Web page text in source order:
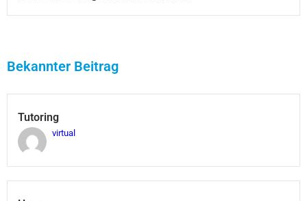
Bekannter Beitrag
Tutoring
virtual